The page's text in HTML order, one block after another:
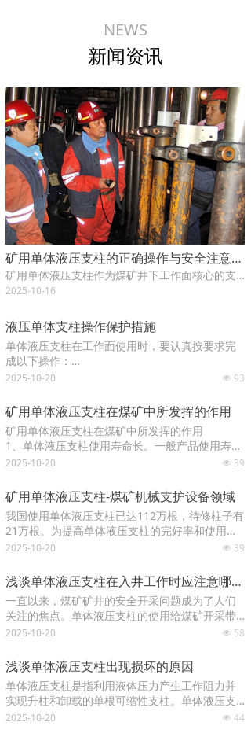
NEWS
新闻资讯
矿用单体液压支柱的正确操作与安全注意事项
矿用单体液压支柱作为煤矿井下工作面核心的支护设备，被誉为矿工生命的“守护神”。其性能的完好与操作的规范，直接关系到整个采煤工作面的安全生产与矿工的生命安全。因此，掌握其正确操作方法和严格遵守安全注意事项，是每一位井下作业人员的必备技能和职责。
2025-10-16
液压单体支柱操作保护措施
单体液压支柱在工作面使用时，要认真按要求完
成以下操作：
1、单体液压支柱工作面不准与不同性质的支柱混
2、按照支护设计的规格，严格注意并检查支护规
格质量，保证横成排、竖成线。不合格的支柱一
定要检查改正以至更换。
3、使用单体支柱的工作面不允许放炮，若工作面
必须放炮时，要有防止损坏单体液压支柱效措
넶 93
2025-10-20
矿用单体液压支柱在煤矿中所发挥的作用
矿用单体液压支柱在煤矿中所发挥的作用
1、单体液压支柱使用寿命长。一般产品使用寿命
为3至6个月，而本产品使用寿命可达三年，为一
2、永不漏液。一般产品在使用寿命内会频繁出现
漏液现象，影响使用且难以维修，而本产品经特
殊工艺加工制作，永不漏液。
넶 39
2025-10-20
矿用单体液压支柱-煤矿机械支护设备领域
我国使用单体液压支柱已达112万根，待修柱子有
21万根。为提高单体液压支柱的完好率和使用
率，降低待修率，保证在采煤工作面正常运转，
于今年颁发了(90)中煤总生字25号文，关于《单
体液压支柱大修检验(试行)标准》和《单体液压支
柱报废(试行)标准》(以下简称《标准》)。
넶 39
2025-10-20
浅谈单体液压支柱在入井工作时应注意哪些问题
一直以来，煤矿矿井的安全开采问题成为了人们
关注的焦点。单体液压支柱的使用给煤矿开采带
来便利的同时更给工人们的安全增加了保障。넶 58
2025-10-20
浅谈单体液压支柱出现损坏的原因
单体液压支柱是指利用液体压力产生工作阻力并
实现升柱和卸载的单根可缩性支柱。单体液压支
柱主要分为悬浮式、双伸缩悬浮式、DN内注式以
넶 44
2025-10-20